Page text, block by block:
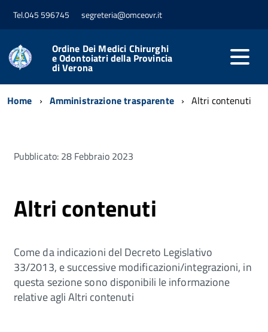
Tel.045 596745 segreteria@omceovr.it
Ordine Dei Medici Chirurghi
e Odontoiatri della Provincia
di Verona
Home Amministrazione trasparente Altri contenuti
Pubblicato: 28 Febbraio 2023
Altri contenuti
Come da indicazioni del Decreto Legislativo
33/2013, e successive modificazioni/integrazioni, in
questa sezione sono disponibili le informazione
relative agli Altri contenuti